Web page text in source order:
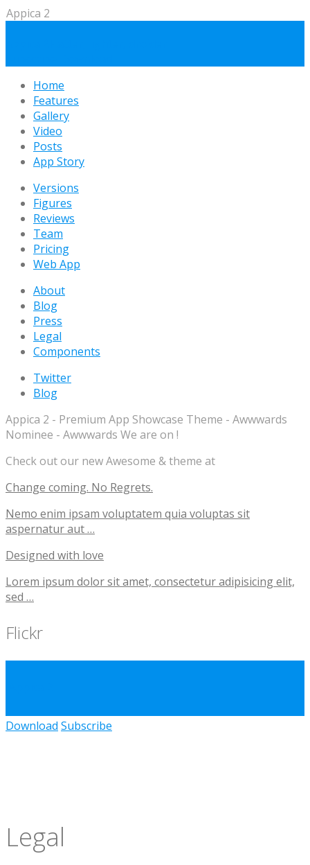
Appica 2
Home
Features
Gallery
Video
Posts
App Story
Versions
Figures
Reviews
Team
Pricing
Web App
About
Blog
Press
Legal
Components
Twitter
Blog
Appica 2 - Premium App Showcase Theme - Awwwards
Nominee - Awwwards We are on !
Check out our new Awesome & theme at
Change coming. No Regrets.
Nemo enim ipsam voluptatem quia voluptas sit
aspernatur aut …
Designed with love
Lorem ipsum dolor sit amet, consectetur adipisicing elit,
sed …
Flickr
Download Subscribe
Legal